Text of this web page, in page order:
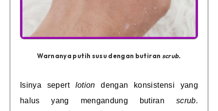
Warnanya putih susu dengan butiran scrub.
Isinya sepert lotiondengan konsistensi yang
halus yang mengandung butiran scrub.